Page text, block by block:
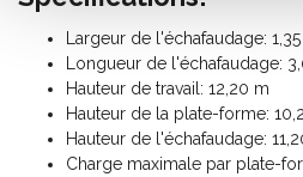
Largeur de l'échafaudage:
Longueur de l'échafaudage:
Hauteur de travail: 12,20 m
Hauteur de la plate-forme:
Hauteur de l'échafaudage:
Charge maximale par plate-